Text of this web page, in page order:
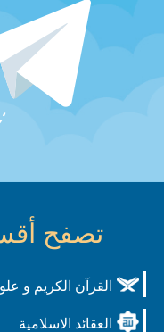
تصفح
القرآن الكريم و
العقائد الاسلامية